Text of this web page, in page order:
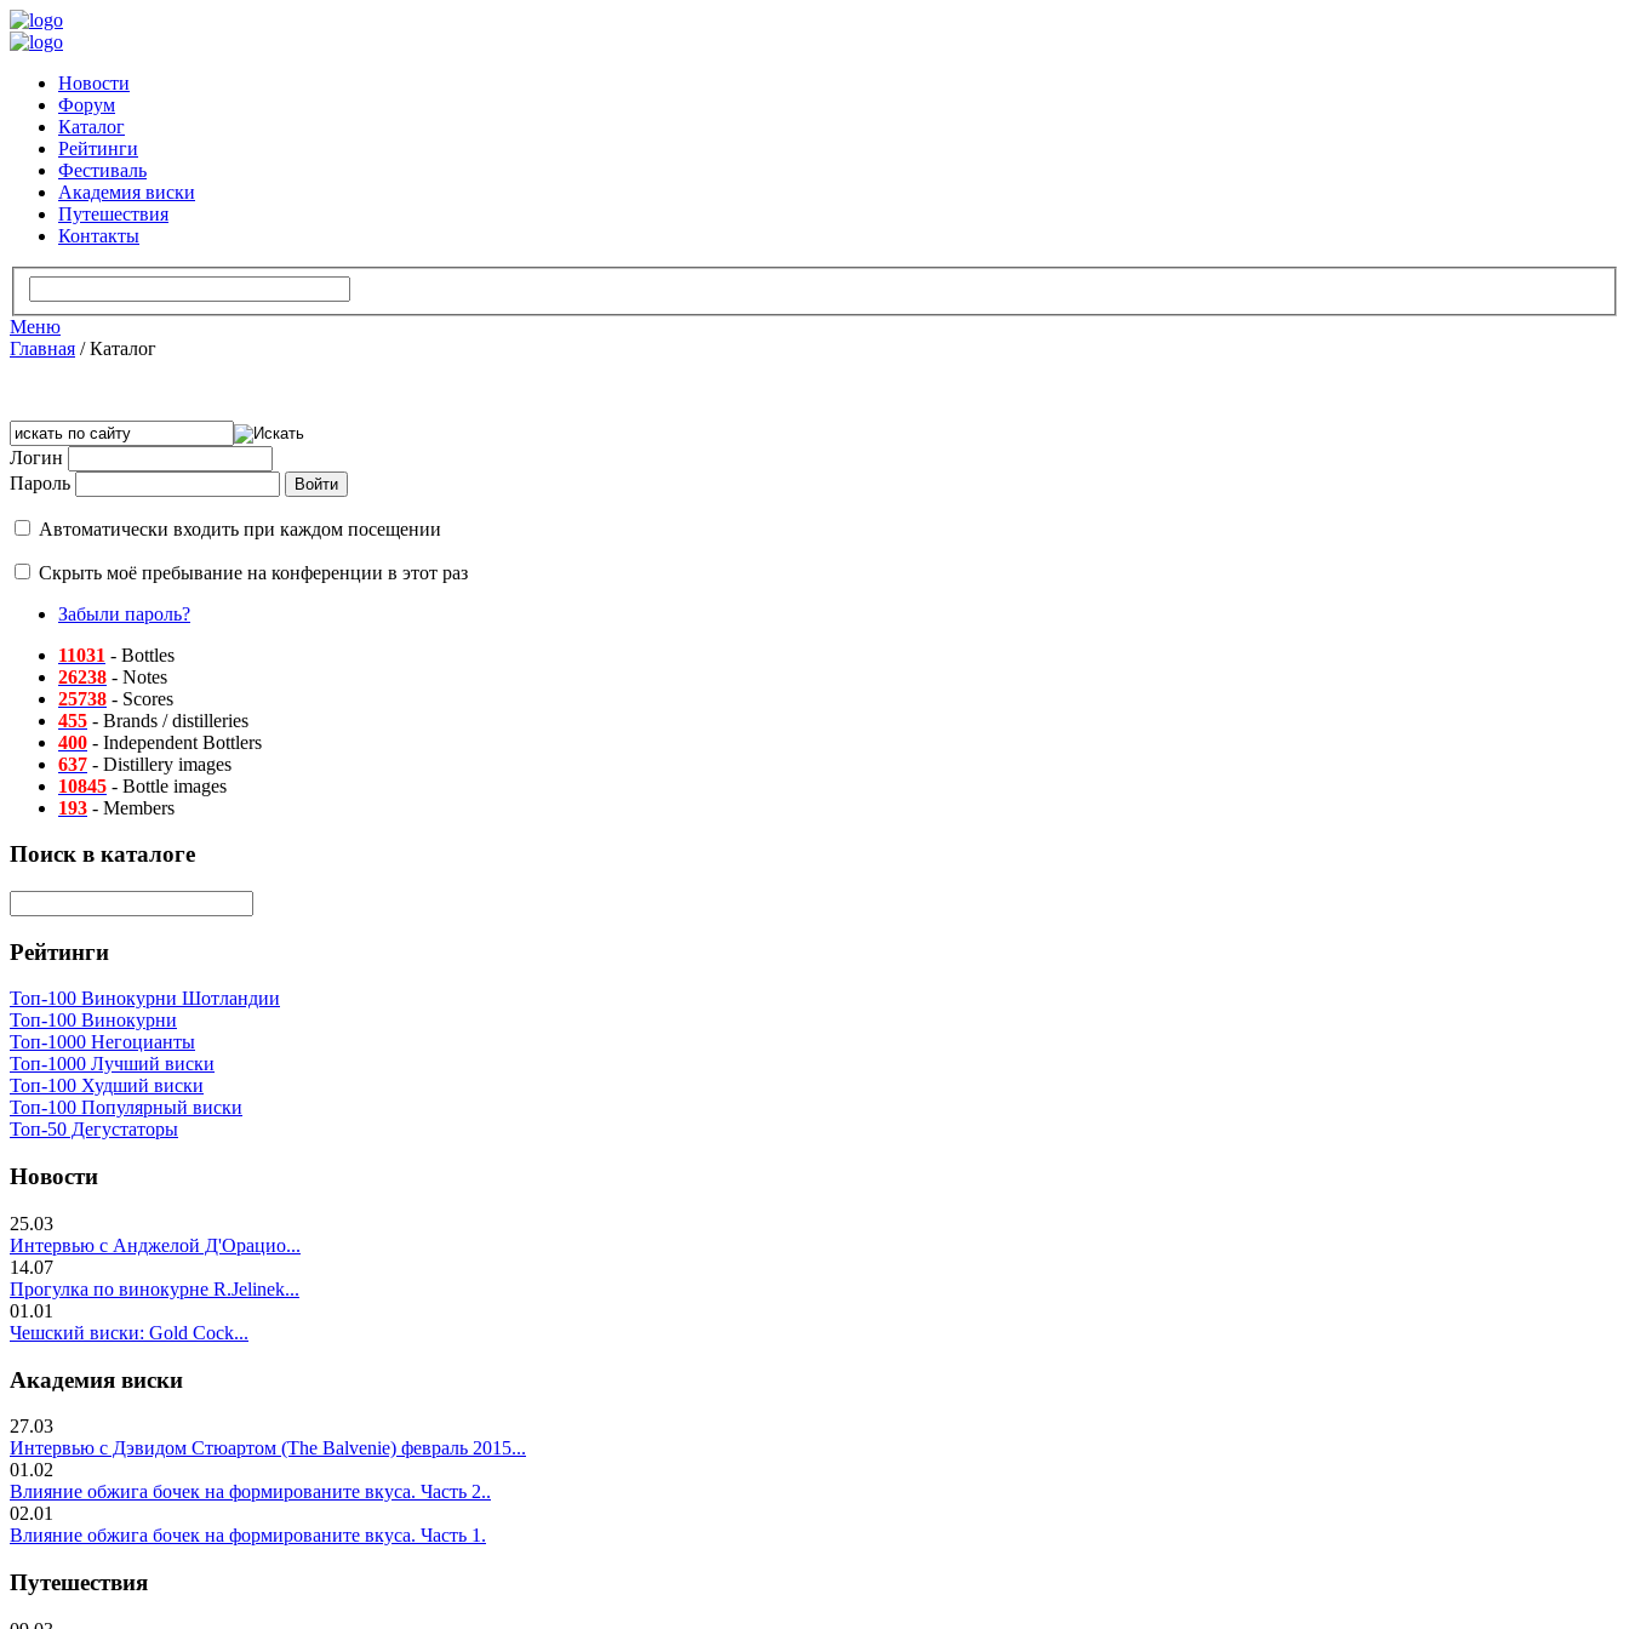
Новости
Форум
Каталог
Рейтинги
Фестиваль
Академия виски
Путешествия
Контакты
Меню
Главная /Каталог
Логин
Пароль
Автоматически входить при каждом посещении
Скрыть моё пребывание на конференции в этот раз
Забыли пароль?
11031 - Bottles
26238 - Notes
25738 - Scores
455 - Brands / distilleries
400 - Independent Bottlers
637 - Distillery images
10845 - Bottle images
193 - Members
Поиск в каталоге
Рейтинги
Топ-100 Винокурни Шотландии
Топ-100 Винокурни
Топ-1000 Негоцианты
Топ-1000 Лучший виски
Топ-100 Худший виски
Топ-100 Популярный виски
Топ-50 Дегустаторы
Новости
25.03
Интервью с Анджелой Д'Орацио...
14.07
Прогулка по винокурне R.Jelinek...
01.01
Чешский виски: Gold Cock...
Академия виски
27.03
Интервью с Дэвидом Стюартом (The Balvenie) февраль 2015...
01.02
Влияние обжига бочек на формированите вкуса. Часть 2..
02.01
Влияние обжига бочек на формированите вкуса. Часть 1.
Путешествия